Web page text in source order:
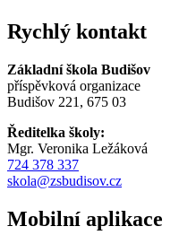
Rychlý kontakt
Základní škola Budišov
příspěvková organizace
Budišov 221, 675 03
Ředitelka školy:
Mgr. Veronika Ležáková
724 378 337
skola@zsbudisov.cz
Mobilní aplikace